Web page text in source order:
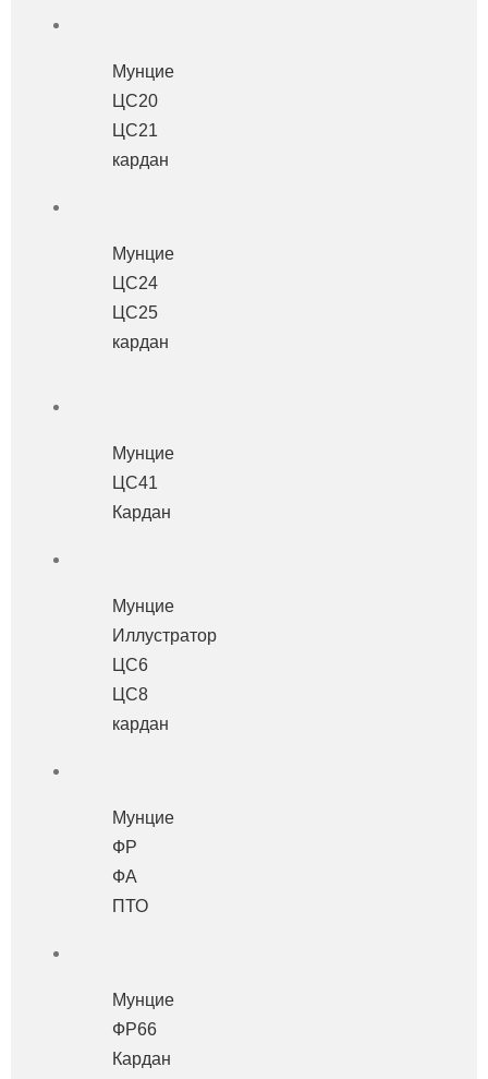
Мунцие
ЦС20
ЦС21
кардан
Мунцие
ЦС24
ЦС25
кардан
Мунцие
ЦС41
Кардан
Мунцие
Иллустратор
ЦС6
ЦС8
кардан
Мунцие
ФР
ФА
ПТО
Мунцие
ФР66
Кардан